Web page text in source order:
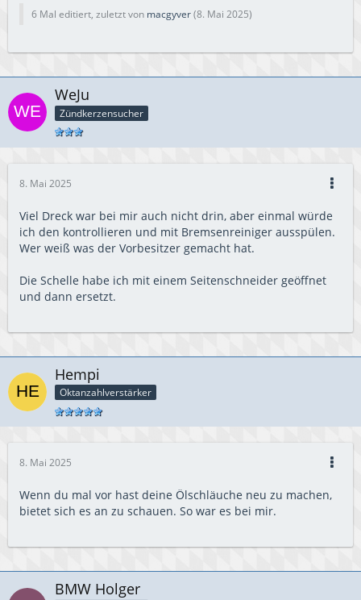
6 Mal editiert, zuletzt von macgyver(8. Mai 2025)
WeJu
Zündkerzensucher
8. Mai 2025
Viel Dreck war bei mir auch nicht drin, aber einmal würde
ich den kontrollieren und mit Bremsenreiniger ausspülen.
Wer weiß was der Vorbesitzer gemacht hat.
Die Schelle habe ich mit einem Seitenschneider geöffnet
und dann ersetzt.
Hempi
Oktanzahlverstärker
8. Mai 2025
Wenn du mal vor hast deine Ölschläuche neu zu machen,
bietet sich es an zu schauen. So war es bei mir.
BMW Holger